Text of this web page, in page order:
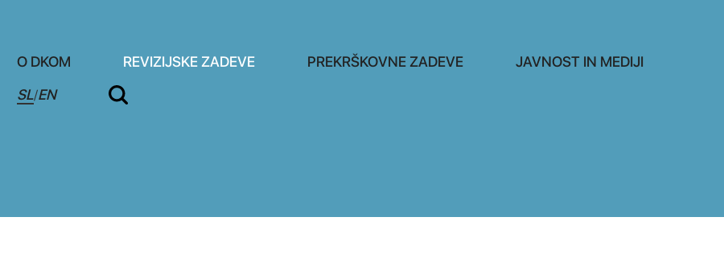
O DKOM REVIZIJSKE ZADEVE PREKRŠKOVNE ZADEVE
JAVNOST IN MEDIJI
SL/EN